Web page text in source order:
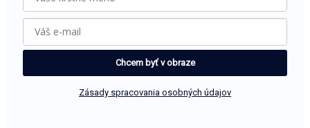
Chcem byť v obraze
Zásady spracovania osobných údajov